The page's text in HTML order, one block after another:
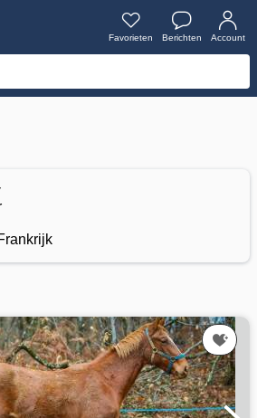
Favorieten Berichten Account